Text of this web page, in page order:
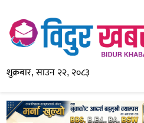
शुक्रबार, साउन २२, २०८३